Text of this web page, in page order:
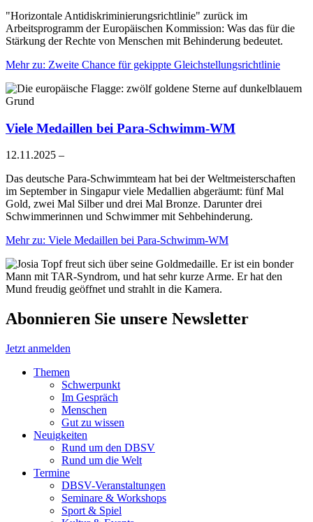
"Horizontale Antidiskriminierungsrichtlinie" zurück im
Arbeitsprogramm der Europäischen Kommission: Was das für die
Stärkung der Rechte von Menschen mit Behinderung bedeutet.
Mehrzu: Zweite Chance für gekippte Gleichstellungsrichtlinie
Viele Medaillen bei Para-Schwimm-WM
12.11.2025 –
Das deutsche Para-Schwimmteam hat bei der Weltmeisterschaften
im September in Singapur viele Medallien abgeräumt: fünf Mal
Gold, zwei Mal Silber und drei Mal Bronze. Darunter drei
Schwimmerinnen und Schwimmer mit Sehbehinderung.
Mehrzu: Viele Medaillen bei Para-Schwimm-WM
Abonnieren Sie unsere Newsletter
Jetzt anmelden
Themen
Schwerpunkt
Im Gespräch
Menschen
Gut zu wissen
Neuigkeiten
Rund um den DBSV
Rund um die Welt
Termine
DBSV-Veranstaltungen
Seminare & Workshops
Sport & Spiel